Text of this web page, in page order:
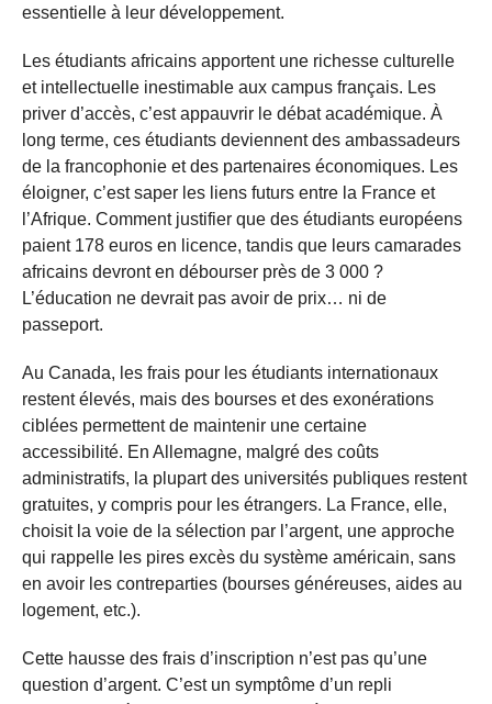
essentielle à leur développement.
Les étudiants africains apportent une richesse culturelle
et intellectuelle inestimable aux campus français. Les
priver d’accès, c’est appauvrir le débat académique. À
long terme, ces étudiants deviennent des ambassadeurs
de la francophonie et des partenaires économiques. Les
éloigner, c’est saper les liens futurs entre la France et
l’Afrique. Comment justifier que des étudiants européens
paient 178 euros en licence, tandis que leurs camarades
africains devront en débourser près de 3 000 ?
L’éducation ne devrait pas avoir de prix… ni de
passeport.
Au Canada, les frais pour les étudiants internationaux
restent élevés, mais des bourses et des exonérations
ciblées permettent de maintenir une certaine
accessibilité. En Allemagne, malgré des coûts
administratifs, la plupart des universités publiques restent
gratuites, y compris pour les étrangers. La France, elle,
choisit la voie de la sélection par l’argent, une approche
qui rappelle les pires excès du système américain, sans
en avoir les contreparties (bourses généreuses, aides au
logement, etc.).
Cette hausse des frais d’inscription n’est pas qu’une
question d’argent. C’est un symptôme d’un repli